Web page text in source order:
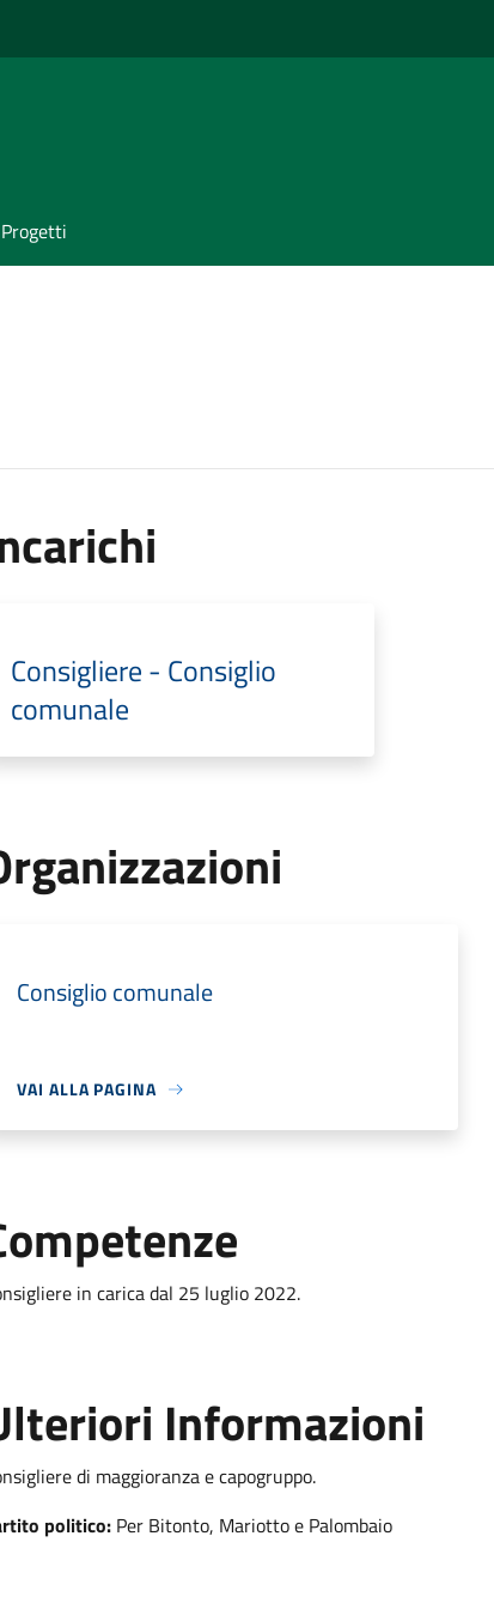
Progetti
Consigliere - Consiglio
comunale
Consiglio comunale
VAI ALLA PAGINA
in carica dal 25 luglio 2022.
Informazioni
di maggioranza e capogruppo.
politico: Per Bitonto, Mariotto e Palombaio